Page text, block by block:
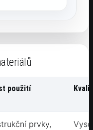
použití
prvky,